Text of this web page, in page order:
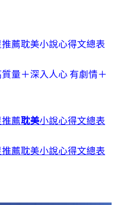
薦耽美小說心得文總表
量＋深入人心 有劇情＋
薦耽美小說心得文總表
薦耽美小說心得文總表